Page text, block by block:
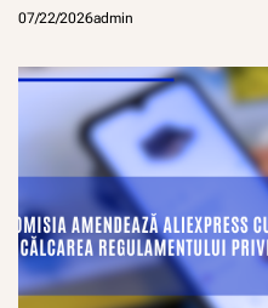
07/22/2026admin